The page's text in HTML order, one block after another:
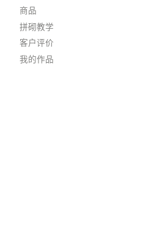
商品
拼砌教学
客户评价
我的作品